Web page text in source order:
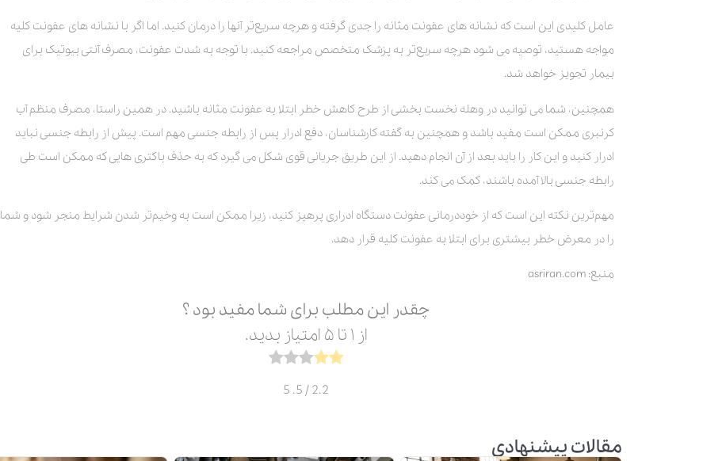
عامل کلیدی این است که نشانه های عفونت مثانه را جدی گرفته و هرچه سریع‌تر آنها را درمان کنید. اما اگر با نشانه های عفونت کلیه
مواجه هستید، توصیه می شود هرچه سریع‌تر به پزشک متخصص مراجعه کنید. با توجه به شدت عفونت، مصرف آنتی بیوتیک برای
بیمار تجویز خواهد شد.
همچنین، شما می توانید در وهله نخست بخشی از طرح کاهش خطر ابتلا به عفونت مثانه باشید. در همین راستا، مصرف منظم آب
کرنبری ممکن است مفید باشد و همچنین به گفته کارشناسان، دفع ادرار پس از رابطه جنسی مهم است. پیش از رابطه جنسی نباید
ادرار کنید و این کار را باید بعد از آن انجام دهید. از این طریق جریانی قوی شکل می گیرد که به حذف باکتری هایی که ممکن است طی
رابطه جنسی بالا آمده باشند، کمک می کند.
مهم‌ترین نکته این است که از خوددرمانی عفونت دستگاه ادراری پرهیز کنید، زیرا ممکن است به وخیم‌تر شدن شرایط منجر شود و شما
را در معرض خطر بیشتری برای ابتلا به عفونت کلیه قرار دهد.
منبع: asriran.com
چقدر این مطلب برای شما مفید بود ؟
از ۱ تا ۵ امتیاز بدید.
2.2
/ 5.
5
مقالات پیشنهادی